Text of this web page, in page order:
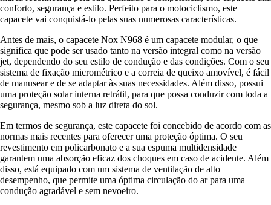
conforto, segurança e estilo. Perfeito para o motociclismo, este
capacete vai conquistá-lo pelas suas numerosas características.
Antes de mais, o capacete Nox N968 é um capacete modular, o que
significa que pode ser usado tanto na versão integral como na versão
jet, dependendo do seu estilo de condução e das condições. Com o seu
sistema de fixação micrométrico e a correia de queixo amovível, é fácil
de manusear e de se adaptar às suas necessidades. Além disso, possui
uma proteção solar interna retrátil, para que possa conduzir com toda a
segurança, mesmo sob a luz direta do sol.
Em termos de segurança, este capacete foi concebido de acordo com as
normas mais recentes para oferecer uma proteção óptima. O seu
revestimento em policarbonato e a sua espuma multidensidade
garantem uma absorção eficaz dos choques em caso de acidente. Além
disso, está equipado com um sistema de ventilação de alto
desempenho, que permite uma óptima circulação do ar para uma
condução agradável e sem nevoeiro.